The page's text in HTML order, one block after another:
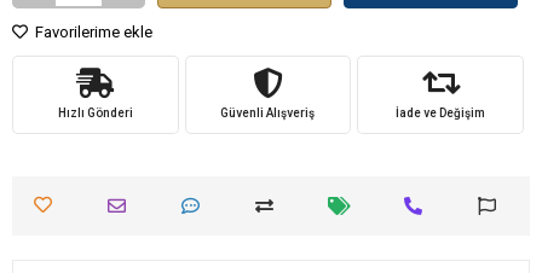
Favorilerime ekle
Hızlı Gönderi Güvenli Alışveriş İade ve Değişim